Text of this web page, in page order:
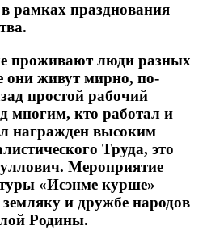
рамках празднования
проживают люди разных
они живут мирно, по-
простой рабочий
многим, кто работал и
награжден высоким
Труда, это
Мероприятие
«Исэнме курше»
и дружбе народов
Родины.